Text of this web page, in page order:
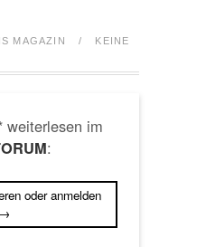
MAGAZIN /
KEINE
weiterlesen im
:
oder anmelden
→